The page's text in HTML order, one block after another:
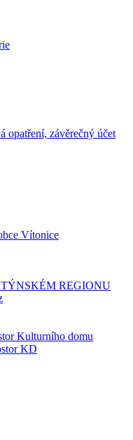
opatření, závěrečný účet
Vítonice
REGIONU
Kulturního domu
KD